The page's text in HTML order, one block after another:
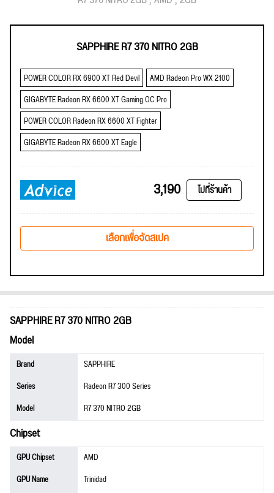
SAPPHIRE R7 370 NITRO 2GB
POWER COLOR RX 6900 XT Red Devil
AMD Radeon Pro WX 2100
GIGABYTE Radeon RX 6600 XT Gaming OC Pro
POWER COLOR Radeon RX 6600 XT Fighter
GIGABYTE Radeon RX 6600 XT Eagle
3,190 ไปที่ร้านค้า
เลือกเพื่อจัดสเปค
SAPPHIRE R7 370 NITRO 2GB
Model
Brand
SAPPHIRE
Series
Radeon R7 300 Series
Model
R7 370 NITRO 2GB
Chipset
GPU Chipset
AMD
GPU Name
Trinidad